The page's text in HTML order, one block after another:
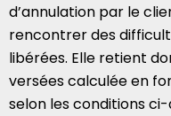
d’annulation par le
rencontrer des
libérées. Elle retient
versées calculée en
selon les conditions